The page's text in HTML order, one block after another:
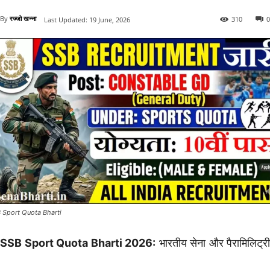
By रज्जो खन्ना 0
310
Last Updated: 19 June, 2026
Sport Quota Bharti
SSB Sport Quota Bharti 2026: भारतीय सेना और पैरामिलिट्री